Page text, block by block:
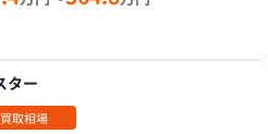
ター
買取相場